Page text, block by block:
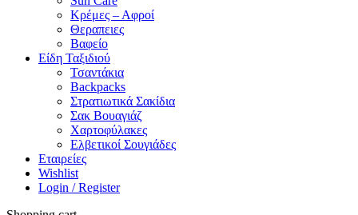
Κρέμες – Αφροί
Θεραπειες
Βαφείο
Είδη Ταξιδιού
Τσαντάκια
Backpacks
Στρατιωτικά Σακίδια
Σακ Βουαγιάζ
Χαρτοφύλακες
Ελβετικοί Σουγιάδες
Εταιρείες
Wishlist
Login / Register